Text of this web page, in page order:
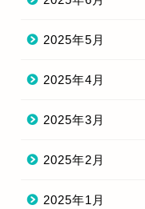
2025年5月
2025年4月
2025年3月
2025年2月
2025年1月